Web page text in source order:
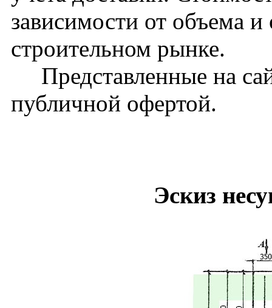
зависимости от объема
строительном рынке.
Представленные на
публичной офертой.
Эскиз